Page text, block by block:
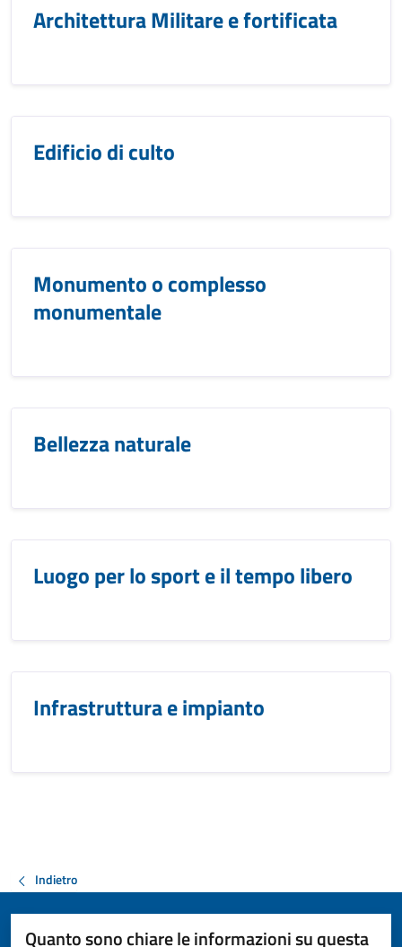
Architettura Militare e fortificata
Edificio di culto
Monumento o complesso
monumentale
Bellezza naturale
Luogo per lo sport e il tempo libero
Infrastruttura e impianto
Indietro
Quanto sono chiare le informazioni su questa